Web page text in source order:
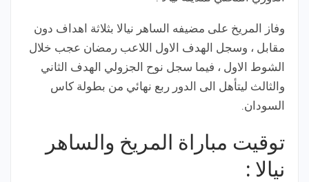
وفاز المريخ على مضيفه الساهر نيالا بثلاثة اهداف دون
مقابل ، وسجل الهدف الاول اللاعب رمضان عجب خلال
الشوط الاول ، فيما سجل نوح الجزولي الهدف الثاني
والثالث ليتأهل الى الدور ربع نهائي من بطولة كاس
السودان.
توقيت مباراة المريخ والساهر
نيالا :